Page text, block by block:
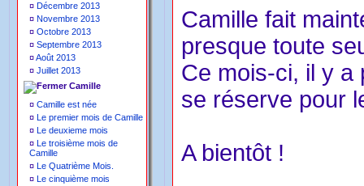
¤ Décembre 2013
¤ Novembre 2013
¤ Octobre 2013
¤ Septembre 2013
¤Août 2013
¤ Juillet 2013
Camille
¤ Camille est née
¤ Le premier mois de Camille
¤ Le deuxieme mois
¤ Le troisième mois de
Camille
¤ Le Quatrième Mois.
¤ Le cinquième mois
Camille fait
presque toute
Ce mois-ci, il y a
se réserve pour
A bientôt !